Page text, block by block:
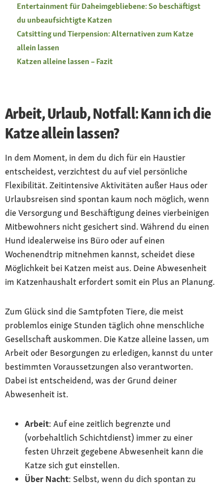
Entertainment für Daheimgebliebene: So beschäftigst
du unbeaufsichtigte Katzen
Catsitting und Tierpension: Alternativen zum Katze
allein lassen
Katzen alleine lassen – Fazit
Arbeit, Urlaub, Notfall: Kann ich die
Katze allein lassen?
In dem Moment, in dem du dich für ein Haustier
entscheidest, verzichtest du auf viel persönliche
Flexibilität. Zeitintensive Aktivitäten außer Haus oder
Urlaubsreisen sind spontan kaum noch möglich, wenn
die Versorgung und Beschäftigung deines vierbeinigen
Mitbewohners nicht gesichert sind. Während du einen
Hund idealerweise ins Büro oder auf einen
Wochenendtrip mitnehmen kannst, scheidet diese
Möglichkeit bei Katzen meist aus. Deine Abwesenheit
im Katzenhaushalt erfordert somit ein Plus an Planung.
Zum Glück sind die Samtpfoten Tiere, die meist
problemlos einige Stunden täglich ohne menschliche
Gesellschaft auskommen. Die Katze alleine lassen, um
Arbeit oder Besorgungen zu erledigen, kannst du unter
bestimmten Voraussetzungen also verantworten.
Dabei ist entscheidend, was der Grund deiner
Abwesenheit ist.
Arbeit: Auf eine zeitlich begrenzte und
(vorbehaltlich Schichtdienst) immer zu einer
festen Uhrzeit gegebene Abwesenheit kann die
Katze sich gut einstellen.
Über Nacht: Selbst, wenn du dich spontan zu